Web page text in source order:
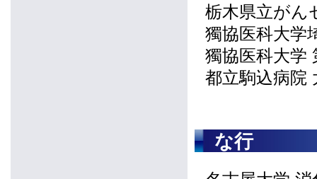
栃木県立がん
獨協医科大学
獨協医科大学
都立駒込病院
な行